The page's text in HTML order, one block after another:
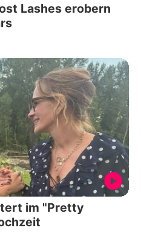
Lashes erobern
im "Pretty